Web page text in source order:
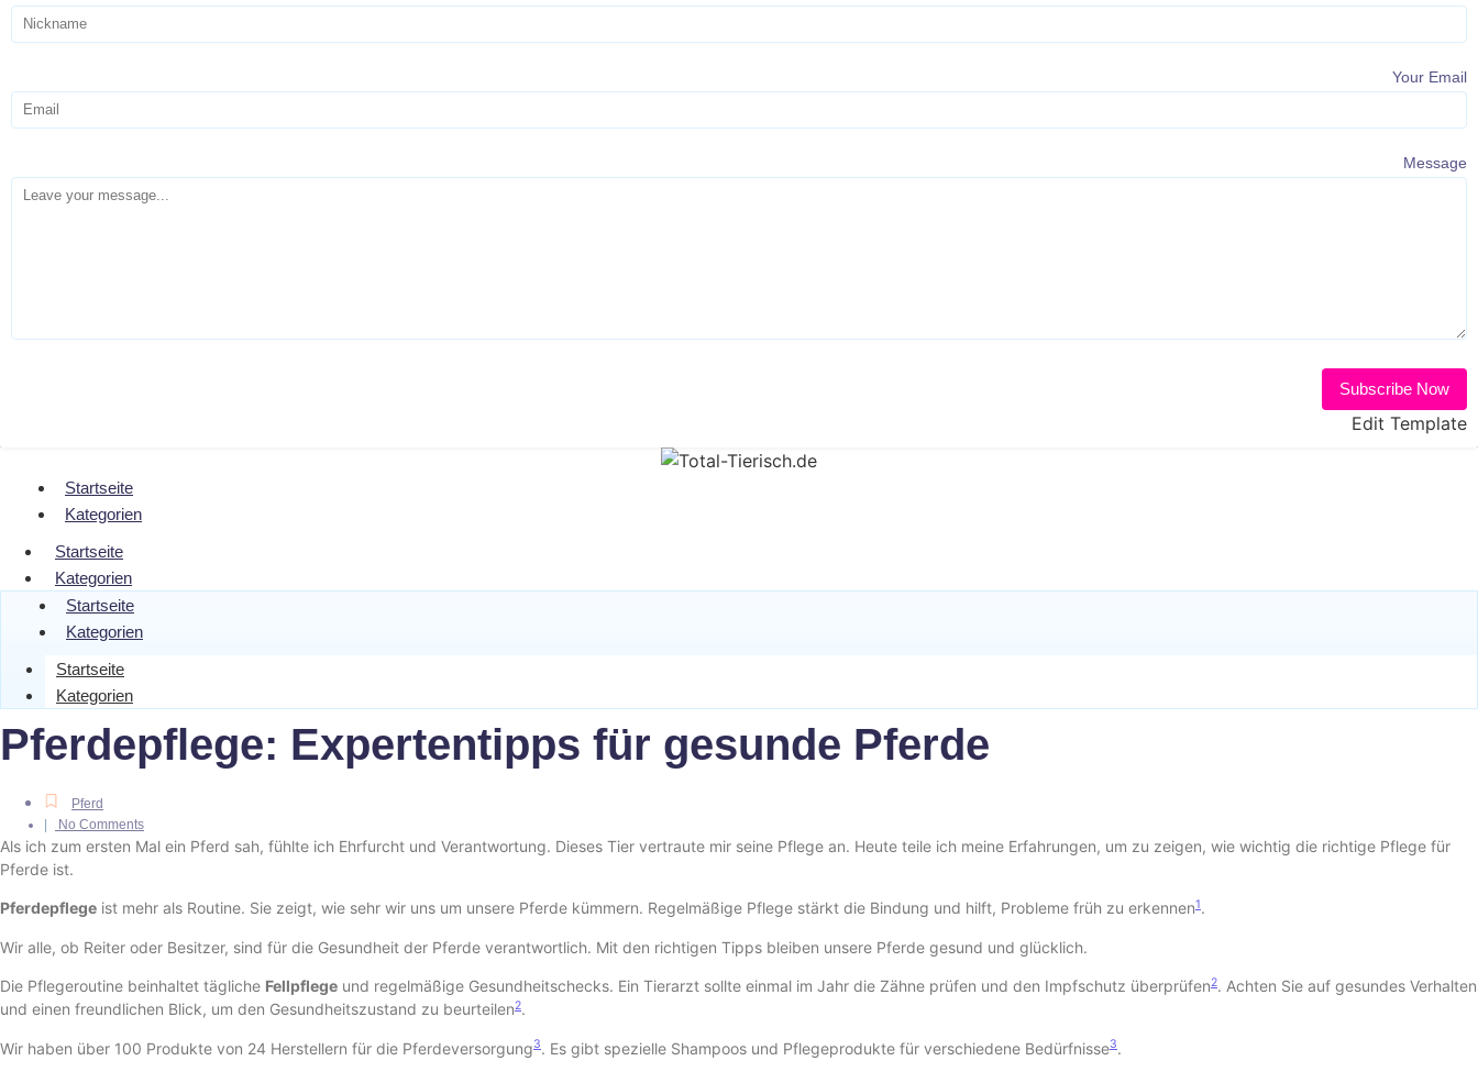
Your Email
Message
Subscribe Now
Edit Template
Startseite
Kategorien
Startseite
Kategorien
Startseite
Kategorien
Startseite
Kategorien
Pferdepflege: Expertentipps für gesunde Pferde
Pferd
No Comments
Als ich zum ersten Mal ein Pferd sah, fühlte ich Ehrfurcht und Verantwortung. Dieses Tier vertraute mir seine Pflege an. Heute teile ich meine Erfahrungen, um zu zeigen, wie wichtig die richtige Pflege für
Pferde ist.
Pferdepflege ist mehr als Routine. Sie zeigt, wie sehr wir uns um unsere Pferde kümmern. Regelmäßige Pflege stärkt die Bindung und hilft, Probleme früh zu erkennen1.
Wir alle, ob Reiter oder Besitzer, sind für die Gesundheit der Pferde verantwortlich. Mit den richtigen Tipps bleiben unsere Pferde gesund und glücklich.
Die Pflegeroutine beinhaltet tägliche Fellpflege und regelmäßige Gesundheitschecks. Ein Tierarzt sollte einmal im Jahr die Zähne prüfen und den Impfschutz überprüfen2. Achten Sie auf gesundes Verhalten
und einen freundlichen Blick, um den Gesundheitszustand zu beurteilen2.
Wir haben über 100 Produkte von 24 Herstellern für die Pferdeversorgung3. Es gibt spezielle Shampoos und Pflegeprodukte für verschiedene Bedürfnisse3.